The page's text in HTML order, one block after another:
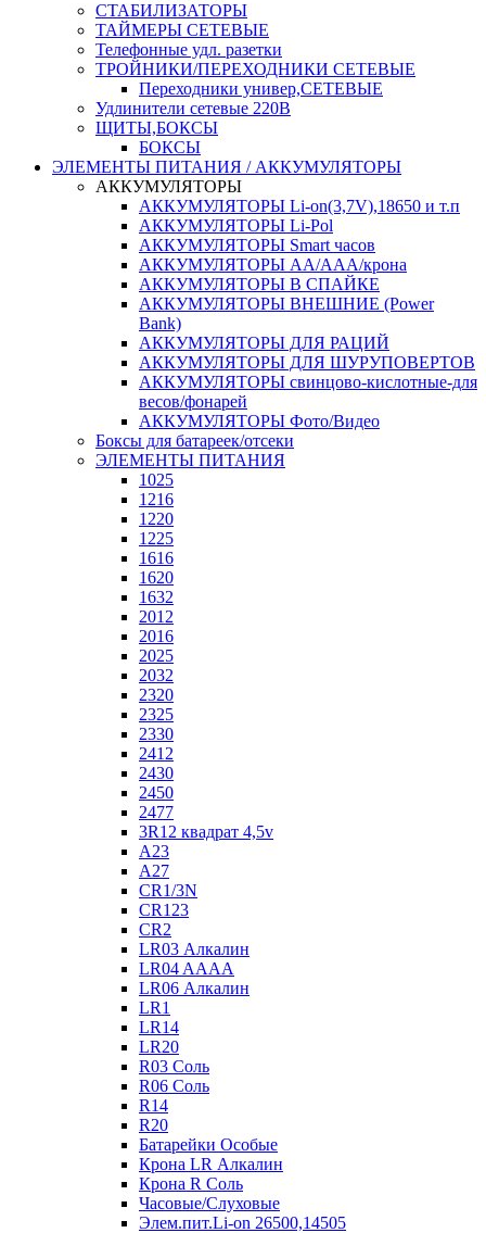
СТАБИЛИЗАТОРЫ
ТАЙМЕРЫ СЕТЕВЫЕ
Телефонные удл. разетки
ТРОЙНИКИ/ПЕРЕХОДНИКИ СЕТЕВЫЕ
Переходники универ,СЕТЕВЫЕ
Удлинители сетевые 220В
ЩИТЫ,БОКСЫ
БОКСЫ
ЭЛЕМЕНТЫ ПИТАНИЯ / АККУМУЛЯТОРЫ
АККУМУЛЯТОРЫ
АККУМУЛЯТОРЫ Li-on(3,7V),18650 и т.п
АККУМУЛЯТОРЫ Li-Pol
АККУМУЛЯТОРЫ Smart часов
АККУМУЛЯТОРЫ АА/ААА/крона
АККУМУЛЯТОРЫ В СПАЙКЕ
АККУМУЛЯТОРЫ ВНЕШНИЕ (Power
Bank)
АККУМУЛЯТОРЫ ДЛЯ РАЦИЙ
АККУМУЛЯТОРЫ ДЛЯ ШУРУПОВЕРТОВ
АККУМУЛЯТОРЫ свинцово-кислотные-для
весов/фонарей
АККУМУЛЯТОРЫ Фото/Видео
Боксы для батареек/отсеки
ЭЛЕМЕНТЫ ПИТАНИЯ
1025
1216
1220
1225
1616
1620
1632
2012
2016
2025
2032
2320
2325
2330
2412
2430
2450
2477
3R12 квадрат 4,5v
A23
A27
CR1/3N
CR123
CR2
LR03 Алкалин
LR04 AAAA
LR06 Алкалин
LR1
LR14
LR20
R03 Соль
R06 Соль
R14
R20
Батарейки Особые
Крона LR Алкалин
Крона R Соль
Часовые/Слуховые
Элем.пит.Li-on 26500,14505